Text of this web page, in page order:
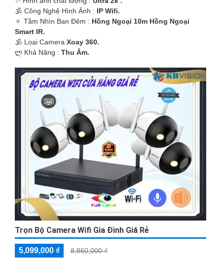
🕉️ Công Nghệ Hình Ảnh : IP Wifi.
🔅 Tầm Nhìn Ban Đêm : Hồng Ngoại 10m Hồng Ngoại
Smart IR.
🕉️ Loại Camera Xoay 360.
️ლ Khả Năng : Thu Âm.
Trọn Bộ Camera Wifi Gia Đình Giá Rẻ
5,099,000 ₫ 8,860,000 ₫